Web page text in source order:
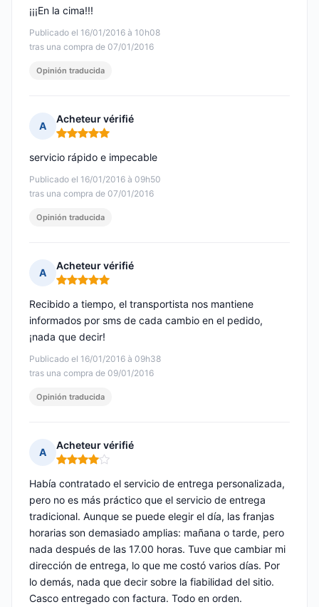
Publicado el 16/01/2016 à 10h08
tras una compra de 07/01/2016
¡¡¡En la cima!!!
Opinión traducida
A
Acheteur vérifié
Nota: 5 de 5
Publicado el 16/01/2016 à 09h50
tras una compra de 07/01/2016
servicio rápido e impecable
Opinión traducida
A
Acheteur vérifié
Nota: 5 de 5
Publicado el 16/01/2016 à 09h38
tras una compra de 09/01/2016
Recibido a tiempo, el transportista nos mantiene
informados por sms de cada cambio en el pedido,
¡nada que decir!
Opinión traducida
A
Acheteur vérifié
Nota: 4 de 5
Había contratado el servicio de entrega personalizada,
pero no es más práctico que el servicio de entrega
tradicional. Aunque se puede elegir el día, las franjas
horarias son demasiado amplias: mañana o tarde, pero
nada después de las 17.00 horas. Tuve que cambiar mi
dirección de entrega, lo que me costó varios días. Por
lo demás, nada que decir sobre la fiabilidad del sitio.
Casco entregado con factura. Todo en orden.